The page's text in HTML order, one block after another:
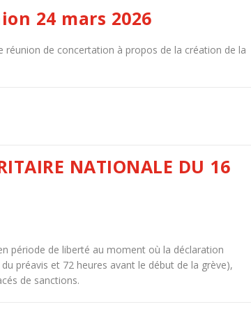
24 mars 2026
réunion de concertation à propos de la création de la
NATIONALE DU 16
période de liberté au moment où la déclaration
préavis et 72 heures avant le début de la grève),
de sanctions.